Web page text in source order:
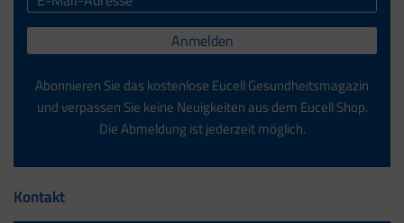
Anmelden
Abonnieren Sie das kostenlose Eucell Gesundheitsmagazin
und verpassen Sie keine Neuigkeiten aus dem Eucell Shop.
Die Abmeldung ist jederzeit möglich.
Kontakt